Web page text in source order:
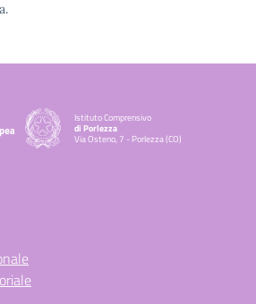
Istituto Comprensivo
di Porlezza
Via Osteno, 7 - Porlezza (CO)